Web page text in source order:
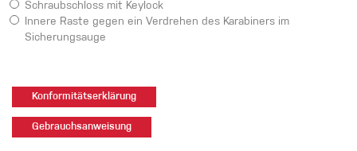
Schraubschloss mit Keylock
Innere Raste gegen ein Verdrehen des Karabiners im
Sicherungsauge
Konformitätserklärung
Gebrauchsanweisung